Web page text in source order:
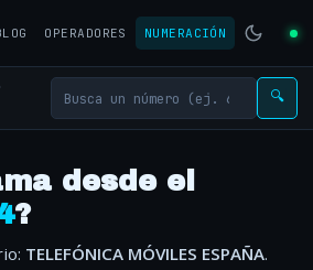
OPERADORES NUMERACIÓN
🔍
desde el
?
TELEFÓNICA MÓVILES ESPAÑA.